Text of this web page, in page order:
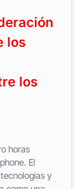
los
los
horas
El
y